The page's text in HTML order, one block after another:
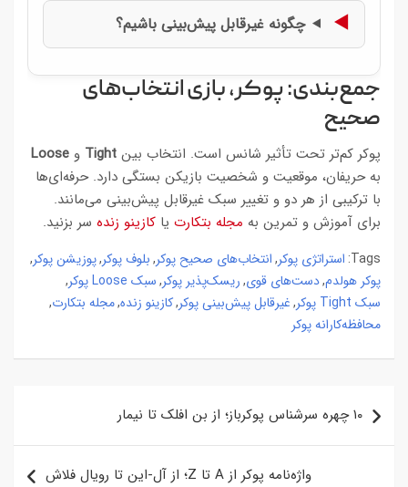
چگونه غیرقابل پیش‌بینی باشیم؟
جمع‌بندی: پوکر، بازی انتخاب‌های
صحیح
پوکر کم‌تر تحت تأثیر شانس است. انتخاب بین Tight و Loose
به حریفان، موقعیت و شخصیت بازیکن بستگی دارد. حرفه‌ای‌ها
با ترکیبی از هر دو و تغییر سبک غیرقابل پیش‌بینی می‌مانند.
برای آموزش و تمرین به مجله بتکارت یا کازینو زنده سر بزنید.
Tags: استراتژی پوکر, انتخاب‌های صحیح پوکر, بلوف پوکر,پوزیشن پوکر,
پوکر هولدم,دست‌های قوی, ریسک‌پذیر پوکر, سبک Loose پوکر ,
سبک Tight پوکر , غیرقابل پیش‌بینی پوکر,کازینو زنده,مجله بتکارت,
محافظه‌کارانه پوکر
نوشته
۱۰ چهره سرشناس پوکرباز؛ از بن افلک تا نیمار
واژه‌نامه پوکر از A تا Z؛ از آل-این تا رویال فلاش